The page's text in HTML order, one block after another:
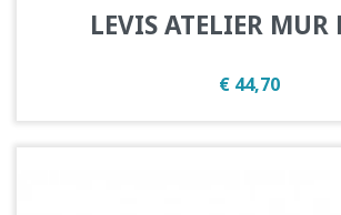
LEVIS ATELIER MUR
Prijs
€ 44,70